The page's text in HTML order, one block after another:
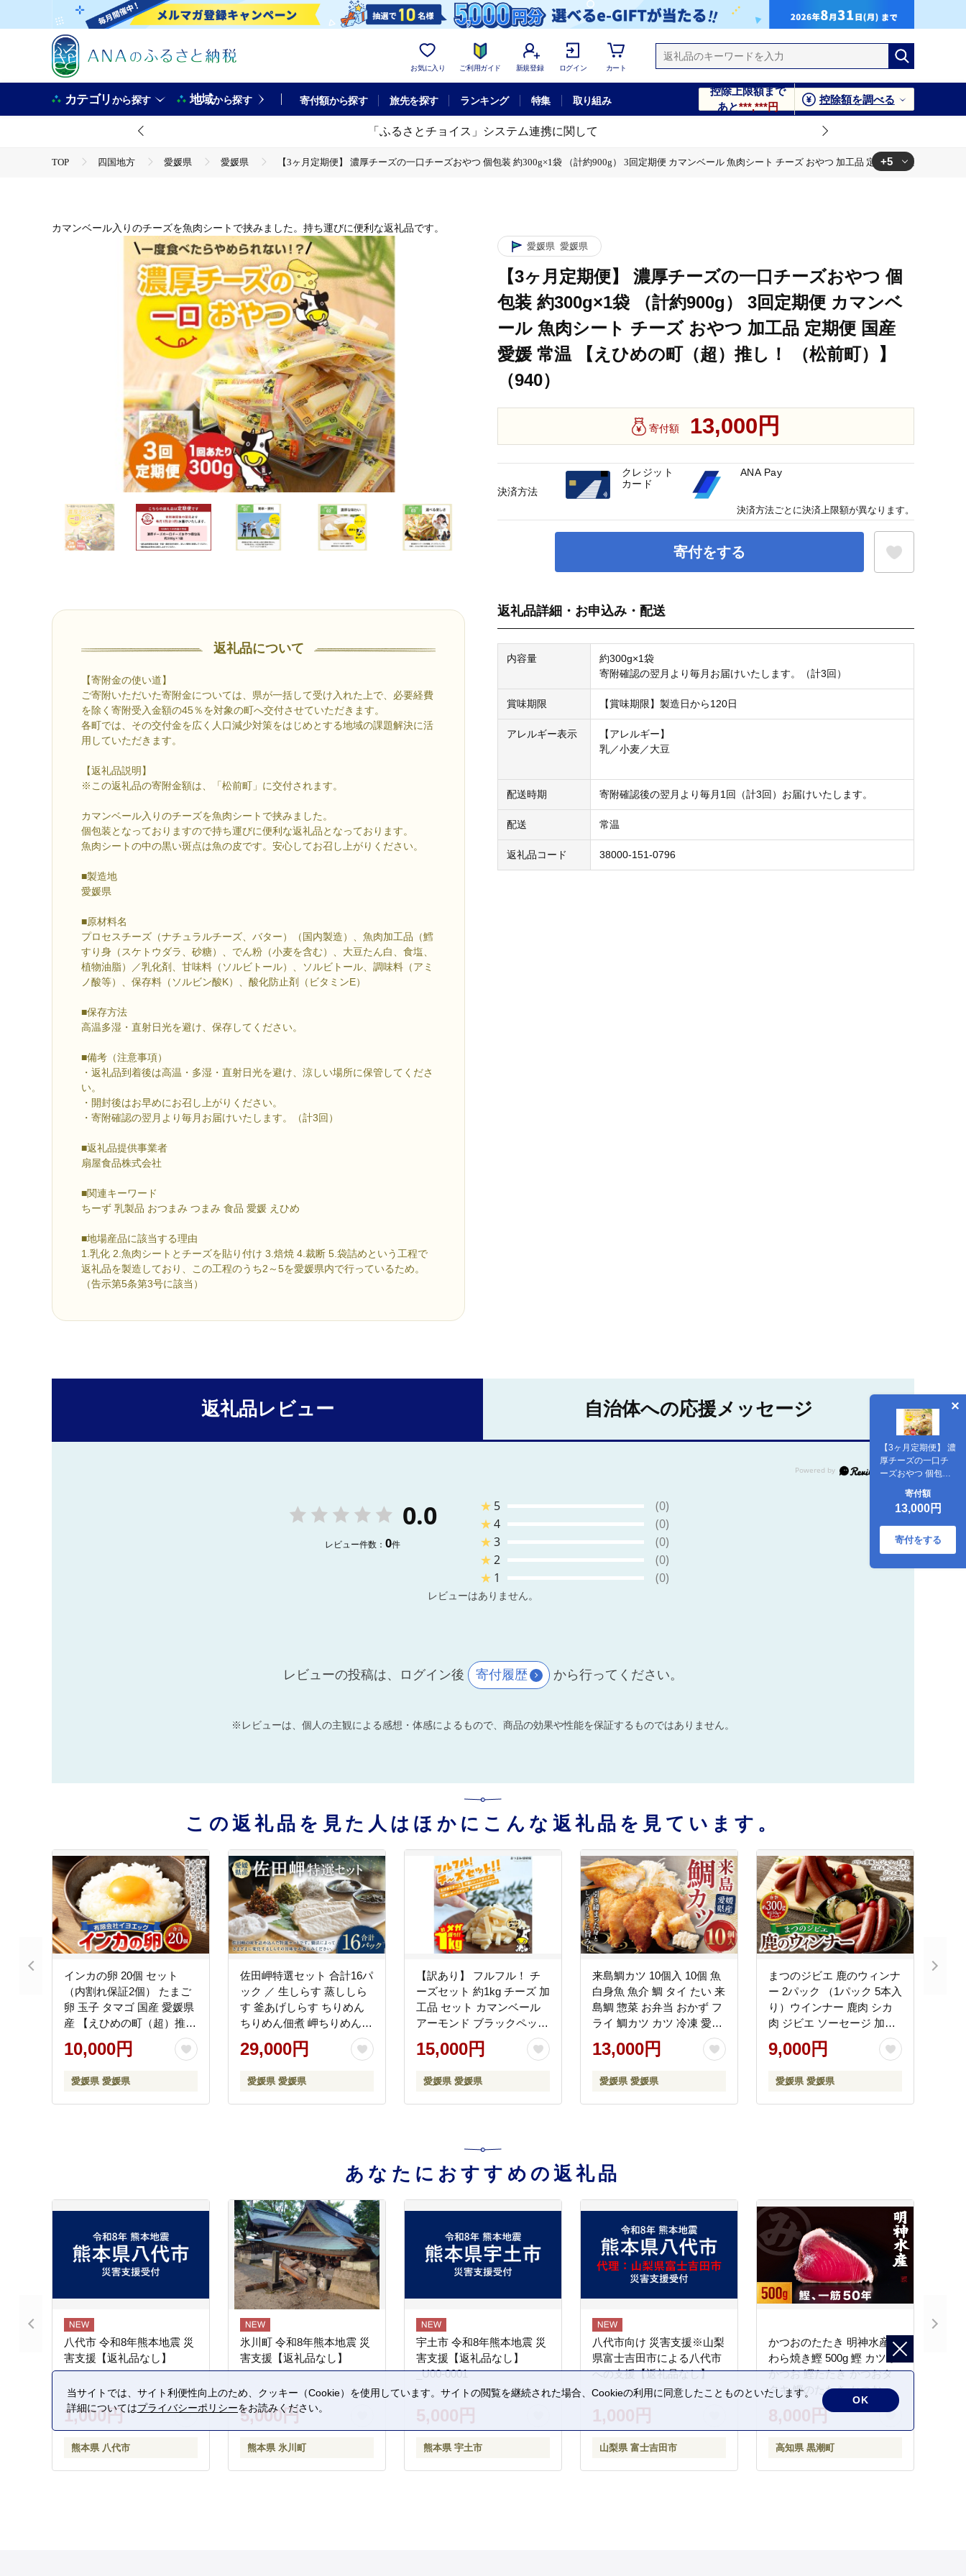
お気に入り ご利用ガイド 新規登録 ログイン カート
カテゴリから探す 地域から探す 寄付額から探す 旅先を探す ランキング 特集 取り組み
控除上限額まで
あと***,***円
控除額を調べる
「ふるさとチョイス」システム連携に関して
TOP 四国地方 愛媛県 愛媛県
【3ヶ月定期便】 濃厚チーズの一口チーズおやつ 個包装 約300g×1袋 （計約900g） 3回定期便 カマンベール 魚肉シート チーズ おやつ 加工品 定期便 国産 愛媛 常温
【3ヶ月定期便】 濃厚チーズの一口チーズおやつ 個包装 約300g×1袋 （計約900g） 3回定期便 カマンベール 魚肉シート チーズ おやつ 加工品 定期便 国産 愛媛 常温 【えひめの町（超）推し！ （松前町）】
【3ヶ月定期便】 濃厚チーズの一口チーズおやつ 個包装 約300g×1袋 （計約900g） 3回定期便 カマンベール 魚肉シート チーズ おやつ 加工品 定期便 国産 愛媛 常温 【えひめの町（超）推し！ （松前町）】
ほかの加工食品
【3ヶ月定期便】 濃厚チーズの一口チーズおやつ 個包装 約300g×1袋 （計約900g） 3回定期便 カマンベール 魚肉シート チーズ おやつ 加工品 定期便 国産 愛媛 常温 【えひめの町（超）推し！ （松前町）】
卵・乳製品
【3ヶ月定期便】 濃厚チーズの一口チーズおやつ 個包装 約300g×1袋 （計約900g） 3回定期便 カマンベール 魚肉シート チーズ おやつ 加工品 定期便 国産 愛媛 常温 【えひめの町（超）推し！ （松前町）】
+5
カマンベール入りのチーズを魚肉シートで挟みました。持ち運びに便利な返礼品です。
返礼品について
【寄附金の使い道】
ご寄附いただいた寄附金については、県が一括して受け入れた上で、必要経費
を除く寄附受入金額の45％を対象の町へ交付させていただきます。
各町では、その交付金を広く人口減少対策をはじめとする地域の課題解決に活
用していただきます。
【返礼品説明】
※この返礼品の寄附金額は、「松前町」に交付されます。
カマンベール入りのチーズを魚肉シートで挟みました。
個包装となっておりますので持ち運びに便利な返礼品となっております。
魚肉シートの中の黒い斑点は魚の皮です。安心してお召し上がりください。
■製造地
愛媛県
■原材料名
プロセスチーズ（ナチュラルチーズ、バター）（国内製造）、魚肉加工品（鱈
すり身（スケトウダラ、砂糖）、でん粉（小麦を含む）、大豆たん白、食塩、
植物油脂）／乳化剤、甘味料（ソルビトール）、ソルビトール、調味料（アミ
ノ酸等）、保存料（ソルビン酸K）、酸化防止剤（ビタミンE）
■保存方法
高温多湿・直射日光を避け、保存してください。
■備考（注意事項）
・返礼品到着後は高温・多湿・直射日光を避け、涼しい場所に保管してくださ
い。
・開封後はお早めにお召し上がりください。
・寄附確認の翌月より毎月お届けいたします。（計3回）
■返礼品提供事業者
扇屋食品株式会社
■関連キーワード
ちーず 乳製品 おつまみ つまみ 食品 愛媛 えひめ
■地場産品に該当する理由
1.乳化 2.魚肉シートとチーズを貼り付け 3.焙焼 4.裁断 5.袋詰めという工程で
返礼品を製造しており、この工程のうち2～5を愛媛県内で行っているため。
（告示第5条第3号に該当）
愛媛県 愛媛県
【3ヶ月定期便】 濃厚チーズの一口チーズおやつ 個
包装 約300g×1袋 （計約900g） 3回定期便 カマンベ
ール 魚肉シート チーズ おやつ 加工品 定期便 国産
愛媛 常温 【えひめの町（超）推し！ （松前町）】
（940）
寄付額 13,000円
寄付をする
【3ヶ月定期便】 濃
厚チーズの一口チ
ーズおやつ 個包装
約300g×1袋 （計約
900g） 3回定期便
カマンベール 魚肉
シート チーズ おや
つ 加工品 定期便 国
産 愛媛 常温 【えひ
寄付額
13,000円
寄付をする
返礼品詳細・お申込み・配送
内容量
約300g×1袋
寄附確認の翌月より毎月お届けいたします。（計3回）
賞味期限 【賞味期限】製造日から120日
アレルギー表示
【アレルギー】
乳／小麦／大豆
配送時期 寄附確認後の翌月より毎月1回（計3回）お届けいたします。
配送 常温
返礼品コード 38000-151-0796
決済方法
クレジット
カード
ANA Pay
決済方法ごとに決済上限額が異なります。
返礼品レビュー 自治体への応援メッセージ
0.0
レビュー件数： 0件
★ 5
(0)
★4
(0)
★3
(0)
★2
(0)
★ 1 (0)
レビューはありません。
レビューの投稿は、ログイン後 寄付履歴 から行ってください。
※レビューは、個人の主観による感想・体感によるもので、商品の効果や性能を保証するものではありません。
この返礼品を見た人はほかにこんな返礼品を見ています。
インカの卵 20個 セット
（内割れ保証2個） たまご
卵 玉子 タマゴ 国産 愛媛県
産 【えひめの町（超）推
し！（内子町）】 （481）
10,000円
愛媛県 愛媛県
佐田岬特選セット 合計16パ
ック ／ 生しらす 蒸ししら
す 釜あげしらす ちりめん
ちりめん佃煮 岬ちりめん
わかめちりめん 明太ちりめ
ん 山椒ちりめん ちりめん
あかもく しらす シラス 魚
魚介類 魚介 海藻 海鮮 セッ
29,000円
愛媛県 愛媛県
【訳あり】 フルフル！ チ
ーズセット 約1kg チーズ 加
工品 セット カマンベール
アーモンド ブラックペッパ
ー レッドチェダー チーズ
サンド 愛媛県 常温 【えひ
町）】 （927）
15,000円
愛媛県 愛媛県
来島鯛カツ 10個入 10個 魚
白身魚 魚介 鯛 タイ たい 来
島鯛 惣菜 お弁当 おかず フ
ライ 鯛カツ カツ 冷凍 愛媛
13,000円
愛媛県 愛媛県
まつのジビエ 鹿のウィンナ
ー 2パック （1パック 5本入
り）ウインナー 鹿肉 シカ
肉 ジビエ ソーセージ 加工
品 おつまみ お弁当 冷凍 愛
媛県 【えひめの町（超）推
1）
9,000円
愛媛県 愛媛県
あなたにおすすめの返礼品
八代市 令和8年熊本地震 災
害支援【返礼品なし】
1,000円
熊本県 八代市
氷川町 令和8年熊本地震 災
害支援【返礼品なし】
5,000円
熊本県 氷川町
宇土市 令和8年熊本地震 災
害支援【返礼品なし】
_U00-0001
5,000円
熊本県 宇土市
八代市向け 災害支援※山梨
県富士吉田市による八代市
への支援【返礼品なし】
1,000円
山梨県 富士吉田市
かつおのたたき 明神水産
わら焼き鰹 500g 鰹 カツオ
かつお 鰹たたき かつおタ
タキ 鰹のたたき かつおの
タタキ 藁焼き わら焼き 魚
さかな 海鮮 刺身 お刺身 冷
ご当地 本場 高知 黒潮町 ギ
フト 贈答品 人気 返礼品 ふ
8,000円
高知県 黒潮町
当サイトでは、サイト利便性向上のため、クッキー（Cookie）を使用しています。サイトの閲覧を継続された場合、Cookieの利用に同意したことものといたします。
詳細についてはプライバシーポリシーをお読みください。
OK